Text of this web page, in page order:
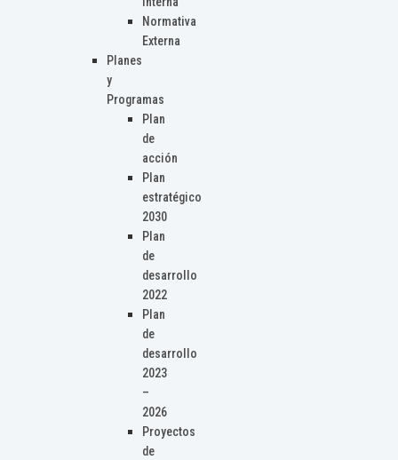
Normativa
Externa
Planes
y
Programas
Plan
de
acción
Plan
estratégico
2030
Plan
de
desarrollo
2022
Plan
de
desarrollo
2023
–
2026
Proyectos
de